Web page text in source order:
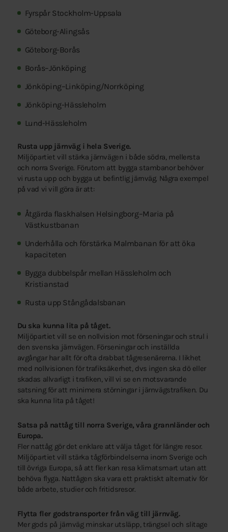
Fyrspår Stockholm-Uppsala
Göteborg-Alingsås
Göteborg-Borås
Borås–Jönköping
Jönköping–Linköping/Norrköping
Jönköping-Hässleholm
Lund-Hässleholm
Rusta upp järnväg i hela Sverige.
Miljöpartiet vill stärka järnvägen i både södra, mellersta
och norra Sverige. Förutom att bygga stambanor behöver
vi rusta upp och bygga ut befintlig järnväg. Några exempel
på vad vi vill göra är att:
Åtgärda flaskhalsen Helsingborg–Maria på
Västkustbanan
Underhålla och förstärka Malmbanan för att öka
kapaciteten
Bygga dubbelspår mellan Hässleholm och
Kristianstad
Rusta upp Stångådalsbanan
Du ska kunna lita på tåget.
Miljöpartiet vill se en nollvision mot förseningar och strul i
den svenska järnvägen. Förseningar och inställda
avgångar har allt för ofta drabbat tågresenärerna. I likhet
med nollvisionen för trafiksäkerhet, dvs ingen ska dö eller
skadas allvarligt i trafiken, vill vi se en motsvarande
satsning för att minimera störningar i järnvägstrafiken. Du
ska kunna lita på tåget!
Satsa på nattåg till norra Sverige, våra grannländer och
Europa.
Fler nattåg gör det enklare att välja tåget för längre resor.
Miljöpartiet vill stärka tågförbindelserna inom Sverige och
till övriga Europa, så att fler kan resa klimatsmart utan att
behöva flyga. Nattågen ska vara ett praktiskt alternativ för
både arbete, studier och fritidsresor.
Flytta fler godstransporter från väg till järnväg.
Mer gods på järnväg minskar utsläpp, trängsel och slitage